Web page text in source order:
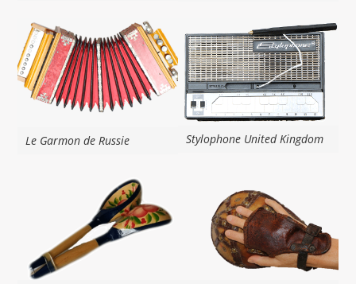
Le Garmon de Russie Stylophone United Kingdom